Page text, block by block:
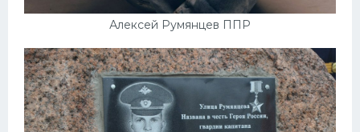
Алексей Румянцев ППР